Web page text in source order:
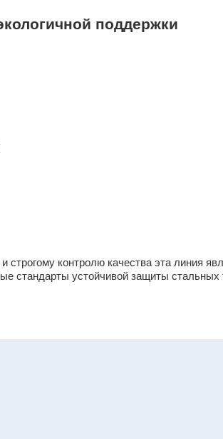
поддержки
строгому контролю качества эта линия
стандарты устойчивой защиты стальных